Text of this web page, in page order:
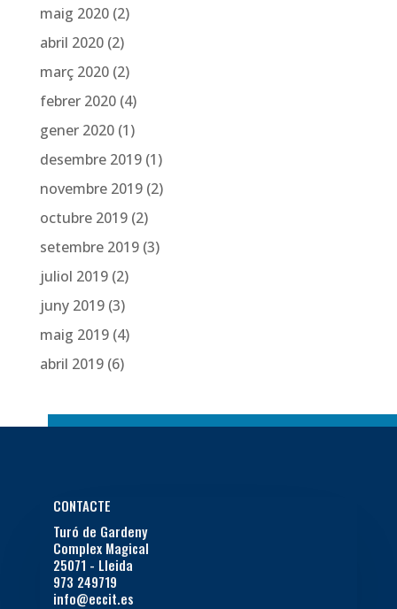
maig 2020(2)
abril 2020(2)
març 2020(2)
febrer 2020(4)
gener 2020(1)
desembre 2019(1)
novembre 2019(2)
octubre 2019(2)
setembre 2019(3)
juliol 2019(2)
juny 2019(3)
maig 2019(4)
abril 2019(6)
CONTACTE
Turó de Gardeny
Complex Magical
25071 - Lleida
973 249719
info@eccit.es